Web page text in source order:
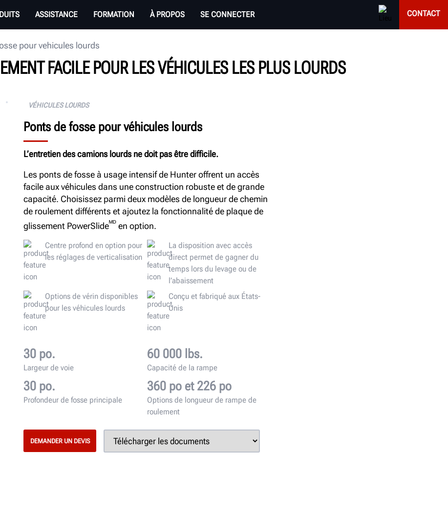
ASSISTANCE FORMATION À PROPOS SE CONNECTER CONTACT
pour vehicules lourds
FACILE POUR LES VÉHICULES LES PLUS LOURDS
VÉHICULES LOURDS
Ponts de fosse pour véhicules lourds
L’entretien des camions lourds ne doit pas être difficile.
Les ponts de fosse à usage intensif de Hunter offrent un accès
facile aux véhicules dans une construction robuste et de grande
capacité. Choisissez parmi deux modèles de longueur de chemin
de roulement différents et ajoutez la fonctionnalité de plaque de
glissement PowerSlideᴹᴰ en option.
Centre profond en option pour
les réglages de verticalisation
La disposition avec accès
direct permet de gagner du
temps lors du levage ou de
l’abaissement
Options de vérin disponibles
pour les véhicules lourds
Conçu et fabriqué aux États-
Unis
30 po.
Largeur de voie
60 000 lbs.
Capacité de la rampe
30 po.
Profondeur de fosse principale
360 po et 226 po
Options de longueur de rampe de
roulement
DEMANDER UN DEVIS